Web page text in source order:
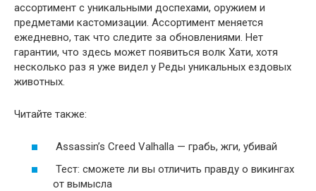
ассортимент с уникальными доспехами, оружием и
предметами кастомизации. Ассортимент меняется
ежедневно, так что следите за обновлениями. Нет
гарантии, что здесь может появиться волк Хати, хотя
несколько раз я уже видел у Реды уникальных ездовых
животных.
Читайте также:
Assassin’s Creed Valhalla — грабь, жги, убивай
Тест: сможете ли вы отличить правду о викингах
от вымысла